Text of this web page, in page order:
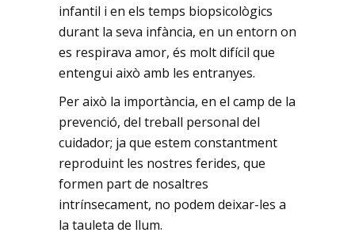
infantil i en els temps biopsicològics
durant la seva infància, en un entorn on
es respirava amor, és molt difícil que
entengui això amb les entranyes.
Per això la importància, en el camp de la
prevenció, del treball personal del
cuidador; ja que estem constantment
reproduint les nostres ferides, que
formen part de nosaltres
intrínsecament, no podem deixar-les a
la tauleta de llum.